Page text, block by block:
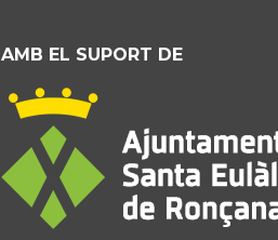
AMB EL SUPORT DE